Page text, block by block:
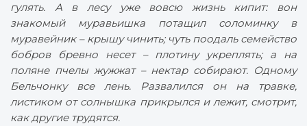
гулять. А в лесу уже вовсю жизнь кипит: вон
знакомый муравьишка потащил соломинку в
муравейник – крышу чинить; чуть поодаль семейство
бобров бревно несет – плотину укреплять; а на
поляне пчелы жужжат – нектар собирают. Одному
Бельчонку все лень. Развалился он на травке,
листиком от солнышка прикрылся и лежит, смотрит,
как другие трудятся.